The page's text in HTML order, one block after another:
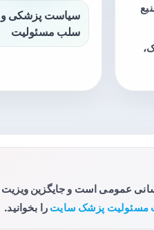
سیاست پزشکی و
سلب مسئولیت
عمومی است و جایگزین
پزشک سایت را بخوانید.